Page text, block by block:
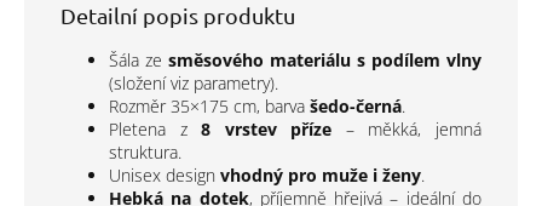
Detailní popis produktu
Šála ze směsového materiálu s podílem vlny
(složení viz parametry).
Rozměr 35×175 cm, barva šedo-černá.
Pletena z8 vrstev příze – měkká, jemná
struktura.
Unisex design vhodný pro muže i ženy.
Hebká na dotek, příjemně hřejivá – ideální do